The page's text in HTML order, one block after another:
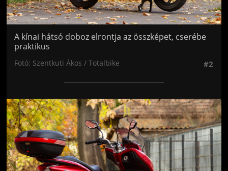
A kínai hátsó doboz elrontja az összképet, cserébe
praktikus
Fotó: Szentkuti Ákos / Totalbike #2
Jön még kép!